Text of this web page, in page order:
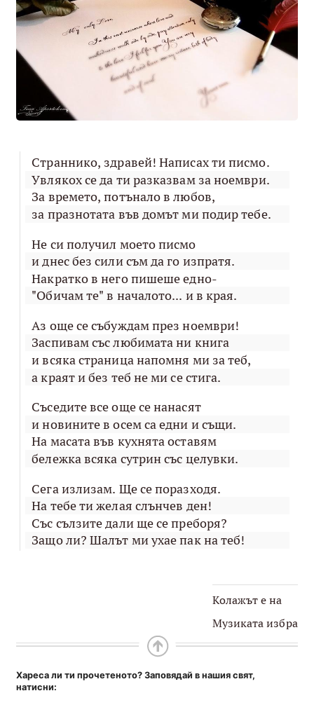
Страннико, здравей! Написах ти писмо.
Увлякох се да ти разказвам за ноември.
За времето, потънало в любов,
за празнотата във домът ми подир тебе.
Не си получил моето писмо
и днес без сили съм да го изпратя.
Накратко в него пишеше едно-
"Обичам те" в началото... и в края.
Аз още се събуждам през ноември!
Заспивам със любимата ни книга
и всяка страница напомня ми за теб,
а краят и без теб не ми се стига.
Съседите все още се нанасят
и новините в осем са едни и същи.
На масата във кухнята оставям
бележка всяка сутрин със целувки.
Сега излизам. Ще се поразходя.
На тебе ти желая слънчев ден!
Със сълзите дали ще се преборя?
Защо ли? Шалът ми ухае пак на теб!
Колажът е на
Музиката избра
Хареса ли ти прочетеното? Заповядай в нашия свят,
натисни: